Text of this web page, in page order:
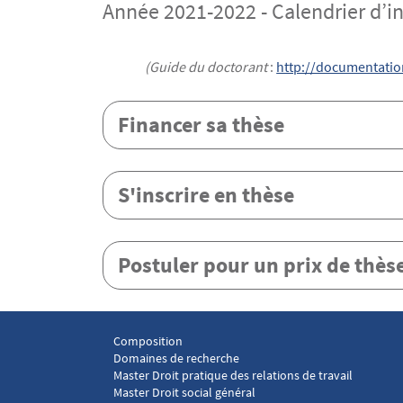
Année 2021-2022 - Calendrier
(Guide du doctorant: http://
Financer sa thèse
S'inscrire en thèse
Postuler pour un prix de
Menu footer Laboratoire droit social 1
Composition
Domaines de recherche
Master Droit pratique des relations de travail
Master Droit social général